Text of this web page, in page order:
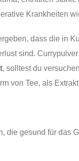
Krankheiten
dass die in
sind.
, solltest du
von Tee, als
die gesund für das